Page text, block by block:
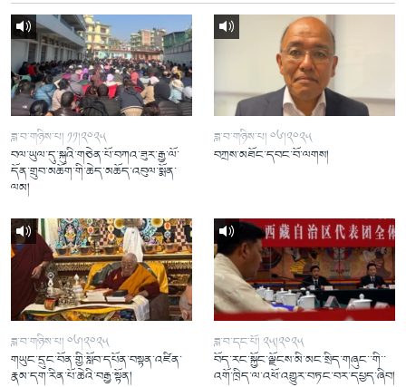
ཟླ་བ་གཉིས་པ། ༡༡།༢༠༢༥
བལ་ཡུལ་དུ་སྐུའི་གཅེན་པོ་བཀའ་ཟུར་རྒྱ་ལོ་
དོན་གྲུབ་མཆོག་གི་ཆེད་མཆོད་འབུལ་སྨོན་
ལམ།
ཟླ་བ་གཉིས་པ། ༠༦།༢༠༢༥
བཀྲས་མཐོང་དབང་བོ་ལགས།
ཟླ་བ་གཉིས་པ། ༠༦།༢༠༢༥
གཡུང་དྲུང་བོན་གྱི་སློབ་དཔོན་བསྟན་འཛིན་
རྣམ་དག་རིན་པོ་ཆེའི་བརྒྱ་སྟོན།
ཟླ་བ་དང་པོ། ༢༥།༢༠༢༥
བོད་རང་སྐྱོང་ལྗོངས་མི་མང་སྲིད་གཞུང་་གི་་
འགོ་ཁྲིད་ལ་འཕོ་འགྱུར་བཏང་བར་དཔྱད་ཞིབ།